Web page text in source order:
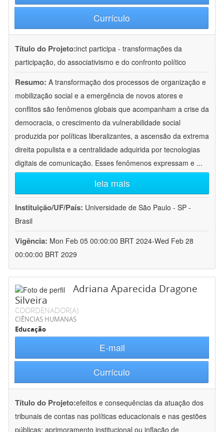
Currículo
Título do Projeto:inct participa - transformações da
participação, do associativismo e do confronto político
Resumo: A transformação dos processos de organização e
mobilização social e a emergência de novos atores e
conflitos são fenômenos globais que acompanham a crise da
democracia, o crescimento da vulnerabilidade social
produzida por políticas liberalizantes, a ascensão da extrema
direita populista e a centralidade adquirida por tecnologias
digitais de comunicação. Esses fenômenos expressam e ...
leia mais
Instituição/UF/País: Universidade de São Paulo - SP -
Brasil
Vigência: Mon Feb 05 00:00:00 BRT 2024-Wed Feb 28
00:00:00 BRT 2029
Adriana Aparecida Dragone
Silveira
COORDENADOR(A)
CIÊNCIAS HUMANAS
Educação
E-mail
Currículo
Título do Projeto:efeitos e consequências da atuação dos
tribunais de contas nas políticas educacionais e nas gestões
públicas: aprimoramento institucional ou inflação de